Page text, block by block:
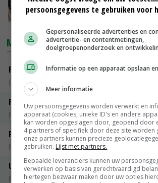
23-09-2016
MARKTPRIJZEN
Fontane
PotatoNL
Fritesgeschikt NL Du Be
PotatoNL
Peen
Noteringen
Uien Middenmeer Geel 30-60% grof
Noteringen
persoonsgegevens te gebruiken voor
Gepersonaliseerde advertenties en
advertentie- en contentmetingen,
doelgroepenonderzoek en
Informatie op een apparaat opslaan
Meer informatie
Uw persoonsgegevens worden verwerkt en
apparaat (cookies, unieke ID's en andere
kan worden opgeslagen door, geopend door
4 partners of specifiek door deze site worden
onze partners kunnen precieze
gebruiken. Lijst met partners.
Bepaalde leveranciers kunnen uw
verwerken op basis van gerechtvaardigd
hiertegen bezwaar maken door uw opties